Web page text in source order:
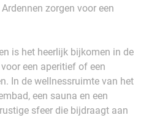
zorgen voor een
is het heerlijk bijkomen in de
een aperitief of een
In de wellnessruimte van het
een sauna en een
sfeer die bijdraagt aan